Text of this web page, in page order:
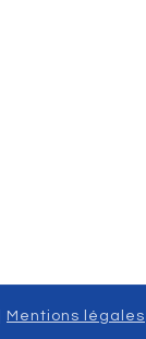
Mentions légales